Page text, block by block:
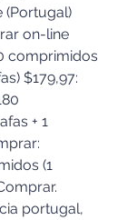
(Portugal)
on-line
comprimidos
$179,97:
+ 1
(1
portugal,